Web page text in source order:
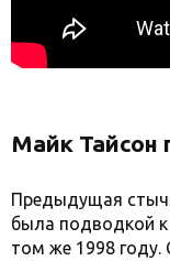
Майк Тайсон
Предыдущая
была подводкой
том же 1998 году.